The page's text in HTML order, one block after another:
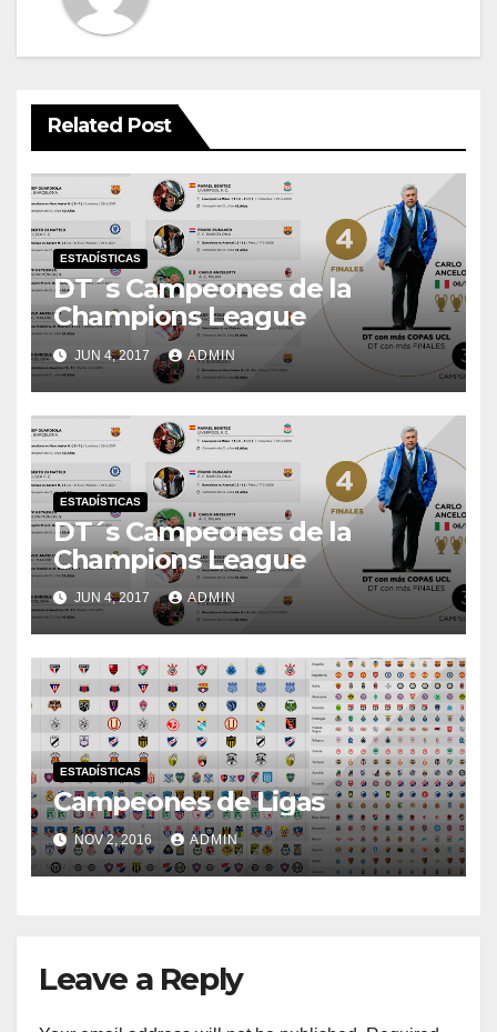
Related Post
ESTADÍSTICAS
DT´s Campeones de la
Champions League
JUN 4, 2017 ADMIN
ESTADÍSTICAS
DT´s Campeones de la
Champions League
JUN 4, 2017 ADMIN
ESTADÍSTICAS
Campeones de Ligas
NOV 2, 2016 ADMIN
Leave a Reply